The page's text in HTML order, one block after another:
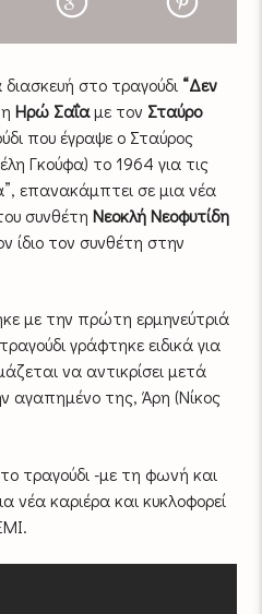
στο τραγούδι “Δεν
ηΗρώ Σαΐαμε τον Σταύρο
που έγραψε ο Σταύρος
Γκούφα) το 1964 για τις
επανακάμπτει σε μια νέα
συνθέτηΝεοκλή Νεοφυτίδη
ίδιο τον συνθέτη στην
με την πρώτη ερμηνεύτριά
γράφτηκε ειδικά για
να αντικρίσει μετά
αγαπημένο της, Άρη (Νίκος
τραγούδι -με τη φωνή και
νέα καριέρα και κυκλοφορεί